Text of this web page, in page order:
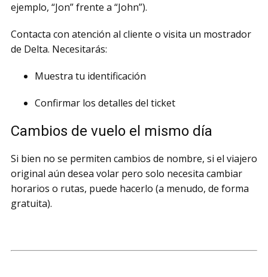
ejemplo, “Jon” frente a “John”).
Contacta con atención al cliente o visita un mostrador
de Delta. Necesitarás:
Muestra tu identificación
Confirmar los detalles del ticket
Cambios de vuelo el mismo día
Si bien no se permiten cambios de nombre, si el viajero
original aún desea volar pero solo necesita cambiar
horarios o rutas, puede hacerlo (a menudo, de forma
gratuita).